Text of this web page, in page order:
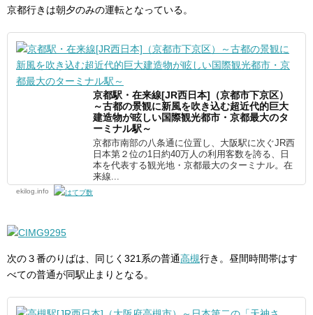
京都行きは朝夕のみの運転となっている。
京都駅・在来線[JR西日本]（京都市下京区）
～古都の景観に新風を吹き込む超近代的巨大
建造物が眩しい国際観光都市・京都最大のタ
ーミナル駅～
京都市南部の八条通に位置し、大阪駅に次ぐJR西
日本第２位の1日約40万人の利用客数を誇る、日
本を代表する観光地・京都最大のターミナル。在
来線...
ekilog.info
次の３番のりばは、同じく321系の普通高槻行き。昼間時間帯はす
べての普通が同駅止まりとなる。